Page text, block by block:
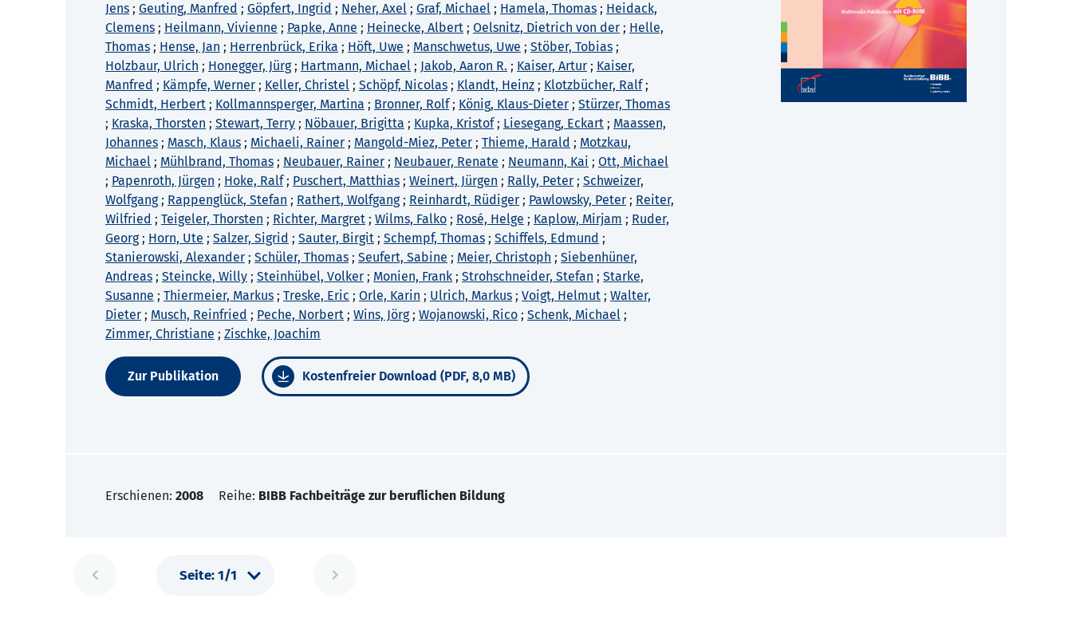
Jens ; Geuting, Manfred ; Göpfert, Ingrid ; Neher, Axel ; Graf, Michael ; Hamela, Thomas ; Heidack,
Clemens ; Heilmann, Vivienne ; Papke, Anne ; Heinecke, Albert ; Oelsnitz, Dietrich von der ; Helle,
Thomas ; Hense, Jan ; Herrenbrück, Erika ; Höft, Uwe ; Manschwetus, Uwe ; Stöber, Tobias ;
Holzbaur, Ulrich ; Honegger, Jürg; Hartmann, Michael ; Jakob, Aaron R. ; Kaiser, Artur ; Kaiser,
Manfred ; Kämpfe, Werner ; Keller, Christel ; Schöpf, Nicolas ; Klandt, Heinz ; Klotzbücher, Ralf;
Schmidt, Herbert ; Kollmannsperger, Martina ; Bronner, Rolf; König, Klaus-Dieter ; Stürzer, Thomas
; Kraska, Thorsten ; Stewart, Terry ; Nöbauer, Brigitta ; Kupka, Kristof; Liesegang, Eckart ; Maassen,
Johannes ; Masch, Klaus ; Michaeli, Rainer ; Mangold-Miez, Peter ; Thieme, Harald ; Motzkau,
Michael ; Mühlbrand, Thomas ; Neubauer, Rainer ; Neubauer, Renate ; Neumann, Kai ; Ott, Michael
; Papenroth, Jürgen ; Hoke, Ralf; Puschert, Matthias ; Weinert, Jürgen ; Rally, Peter ; Schweizer,
Wolfgang; Rappenglück, Stefan ; Rathert, Wolfgang; Reinhardt, Rüdiger ; Pawlowsky, Peter ; Reiter,
Wilfried ; Teigeler, Thorsten ; Richter, Margret ; Wilms, Falko ; Rosé, Helge ; Kaplow, Mirjam ; Ruder,
Georg; Horn, Ute ; Salzer, Sigrid ; Sauter, Birgit ; Schempf, Thomas ; Schiffels, Edmund ;
Stanierowski, Alexander ; Schüler, Thomas ; Seufert, Sabine ; Meier, Christoph ; Siebenhüner,
Andreas ; Steincke, Willy ; Steinhübel, Volker ; Monien, Frank ; Strohschneider, Stefan ; Starke,
Susanne ; Thiermeier, Markus ; Treske, Eric ; Orle, Karin ; Ulrich, Markus ; Voigt, Helmut ; Walter,
Dieter ; Musch, Reinfried ; Peche, Norbert ; Wins, Jörg; Wojanowski, Rico ; Schenk, Michael ;
Zimmer, Christiane ; Zischke, Joachim
Zur Publikation Kostenfreier Download (PDF, 8,0 MB)
Erschienen: 2008 Reihe: BIBB Fachbeiträge zur beruflichen Bildung